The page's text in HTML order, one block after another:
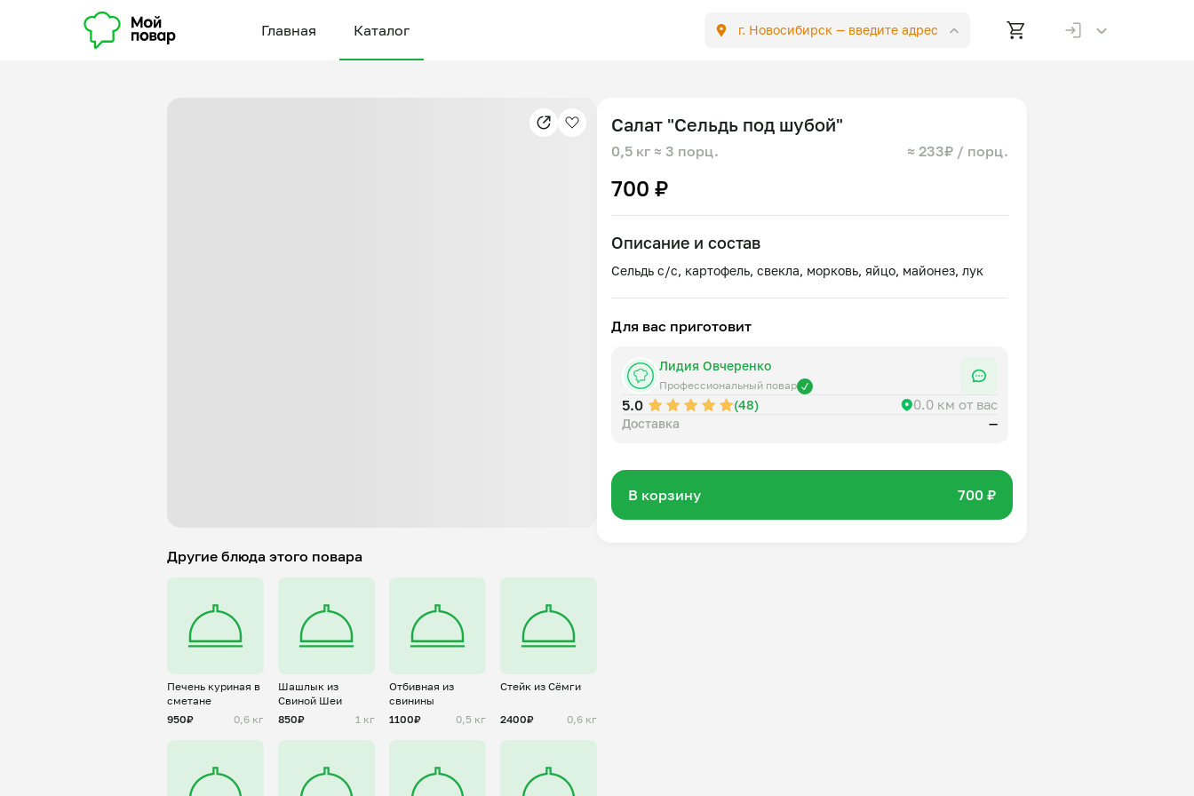
Главная Каталог г. Новосибирск — введите адрес
Другие блюда этого повара
Печень куриная в
сметане
950₽
0,6 кг
Шашлык из
Свиной Шеи
850₽
1 кг
Отбивная из
свинины
1100₽
0,5 кг
Стейк из Сёмги
2400₽ 0,6 кг
Салат "Сельдь под шубой"
0,5 кг ≈ 3 порц. ≈ 233₽ / порц.
700 ₽
Описание и состав
Для вас приготовит
Лидия Овчеренко
Профессиональный повар
5.0 (48) 0.0 км от вас
Доставка —
В корзину 700 ₽